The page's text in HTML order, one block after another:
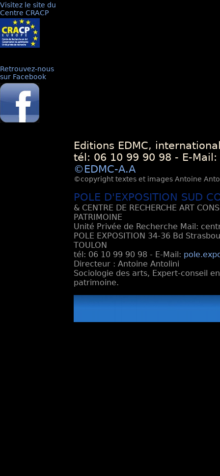
Visitez le site du
Centre CRACP
Retrouvez-nous
sur Facebook
Editions EDMC,
tél: 06 10 99 90 98 - E-Mail:
©EDMC-A.A
©copyright textes et images Antoine
POLE D'EXPOSITION SUD
& CENTRE DE RECHERCHE ART
PATRIMOINE
Unité Privée de Recherche Mail:
POLE EXPOSITION 34-36 Bd
TOULON
tél: 06 10 99 90 98 - E-Mail:
Directeur : Antoine Antolini
Sociologie des arts, Expert-conseil
patrimoine.